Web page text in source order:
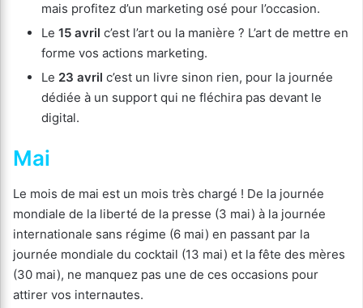
mais profitez d’un marketing osé pour l’occasion.
Le 15 avril c’est l’art ou la manière ? L’art de mettre en
forme vos actions marketing.
Le 23 avril c’est un livre sinon rien, pour la journée
dédiée à un support qui ne fléchira pas devant le
digital.
Mai
Le mois de mai est un mois très chargé ! De la journée
mondiale de la liberté de la presse (3 mai) à la journée
internationale sans régime (6 mai) en passant par la
journée mondiale du cocktail (13 mai) et la fête des mères
(30 mai), ne manquez pas une de ces occasions pour
attirer vos internautes.